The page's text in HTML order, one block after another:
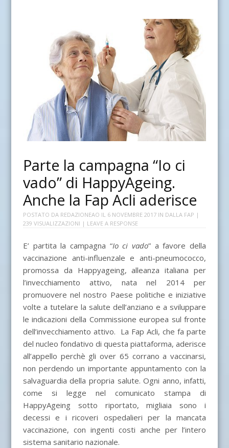
Parte la campagna “Io ci
vado” di HappyAgeing.
Anche la Fap Acli aderisce
POSTATO DA REDAZIONEAO IL 6 NOVEMBRE 2017IN DALLA FAP |
239 VISUALIZZAZIONI | LEAVE A RESPONSE
E’ partita la campagna “Io ci vado” a favore della
vaccinazione anti-influenzale e anti-pneumococco,
promossa da Happyageing, alleanza italiana per
l’invecchiamento attivo, nata nel 2014 per
promuovere nel nostro Paese politiche e iniziative
volte a tutelare la salute dell’anziano e a sviluppare
le indicazioni della Commissione europea sul fronte
dell’invecchiamento attivo. La Fap Acli, che fa parte
del nucleo fondativo di questa piattaforma, aderisce
all’appello perchè gli over 65 corrano a vaccinarsi,
non perdendo un importante appuntamento con la
salvaguardia della propria salute. Ogni anno, infatti,
come si legge nel comunicato stampa di
HappyAgeing sotto riportato, migliaia sono i
decessi e i ricoveri ospedalieri per la mancata
vaccinazione, con ingenti costi anche per l’intero
sistema sanitario nazionale.